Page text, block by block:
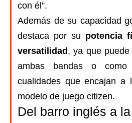
con él”.
Además de su capacidad
destaca por su potencia
versatilidad , ya que
ambas bandas o como
cualidades que encajan a
modelo de juego citizen.
Del barro inglés a